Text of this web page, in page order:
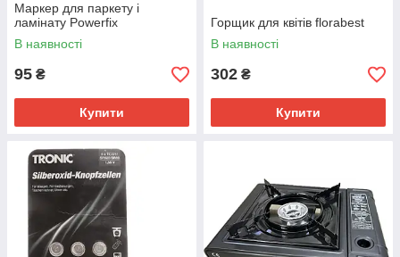
Маркер для паркету і
ламінату Powerfix
В наявності
95 ₴
Купити
Горщик для квітів florabest
В наявності
302 ₴
Купити